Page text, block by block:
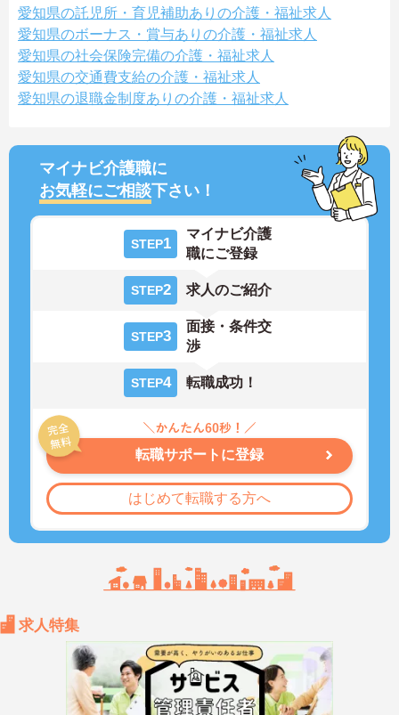
愛知県の託児所・育児補助ありの介護・福祉求人
愛知県のボーナス・賞与ありの介護・福祉求人
愛知県の社会保険完備の介護・福祉求人
愛知県の交通費支給の介護・福祉求人
愛知県の退職金制度ありの介護・福祉求人
マイナビ介護職に
お気軽にご相談下さい！
STEP1
マイナビ介護
職にご登録
STEP2 求人のご紹介
STEP3
面接・条件交
渉
STEP4 転職成功！
転職サポートに登録
はじめて転職する方へ
求人特集